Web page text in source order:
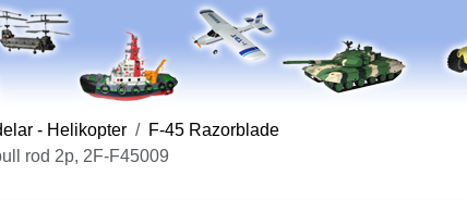
- Helikopter
F-45 Razorblade
rod 2p, 2F-F45009